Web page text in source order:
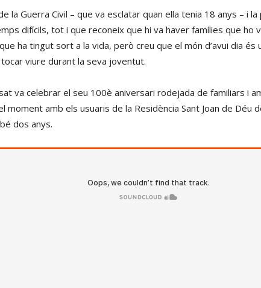
la Guerra Civil – que va esclatar quan ella tenia 18 anys – i
difícils, tot i que reconeix que hi va haver famílies que ho
ha tingut sort a la vida, però creu que el món d’avui dia és
viure durant la seva joventut.
va celebrar el seu 100è aniversari rodejada de familiars i
moment amb els usuaris de la Residència Sant Joan de Déu
dos anys.